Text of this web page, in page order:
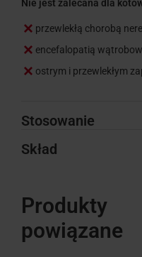
Nie jest zalecana dla
przewlekłą chorobą
encefalopatią
ostrym i przewlekłym
Stosowanie
Skład
Produkty
powiązane